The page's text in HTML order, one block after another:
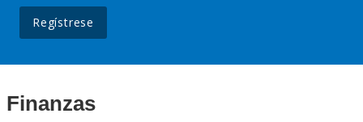
Regístrese
Finanzas